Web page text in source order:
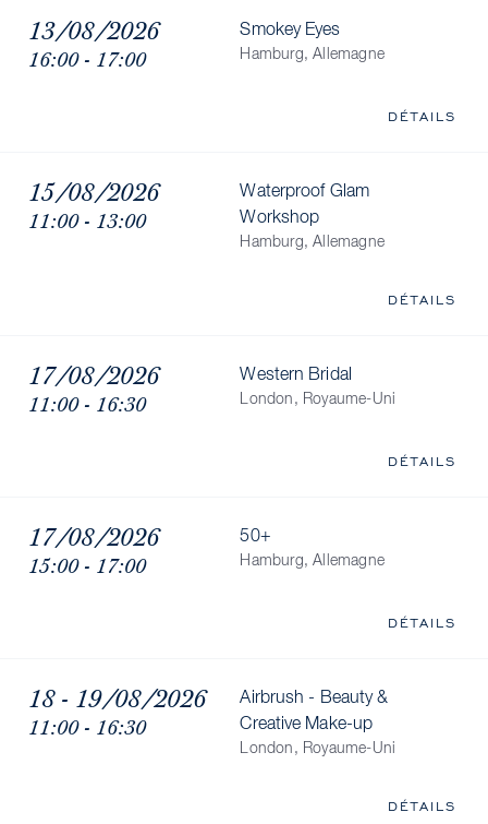
13/08/2026
16:00 - 17:00
Smokey Eyes
Hamburg, Allemagne
DÉTAILS
15/08/2026
11:00 - 13:00
Waterproof Glam
Workshop
Hamburg, Allemagne
DÉTAILS
17/08/2026
11:00 - 16:30
Western Bridal
London, Royaume-Uni
DÉTAILS
17/08/2026
15:00 - 17:00
50+
Hamburg, Allemagne
DÉTAILS
18 - 19/08/2026
11:00 - 16:30
Airbrush - Beauty &
Creative Make-up
London, Royaume-Uni
DÉTAILS